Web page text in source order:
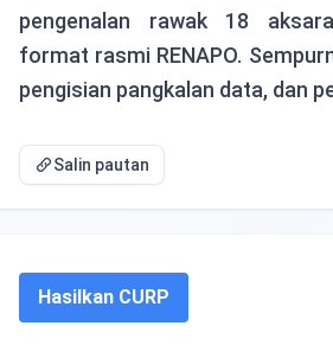
pengenalan rawak 18
format rasmi RENAPO.
pengisian pangkalan data, dan
Salin pautan
Hasilkan CURP